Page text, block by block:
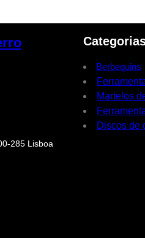
285 Lisboa
Berbequins
Martelos
Discos de